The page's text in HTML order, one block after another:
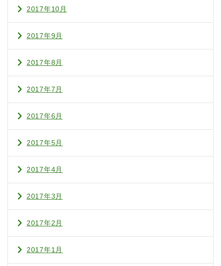
2017年10月
2017年9月
2017年8月
2017年7月
2017年6月
2017年5月
2017年4月
2017年3月
2017年2月
2017年1月